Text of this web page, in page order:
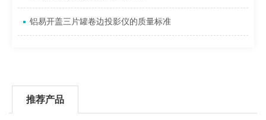
铝易开盖三片罐卷边投影仪的质量标准
推荐产品